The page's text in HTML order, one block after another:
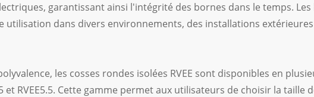
garantissant ainsi l'intégrité des bornes dans le temps.
utilisation dans divers environnements, des installations
les cosses rondes isolées RVEE sont disponibles en
et RVEE5.5. Cette gamme permet aux utilisateurs de choisir la taille